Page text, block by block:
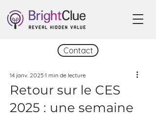
Contact
Retour sur le CES
2025 : une semaine
14 janv. 2025 1 min de lecture